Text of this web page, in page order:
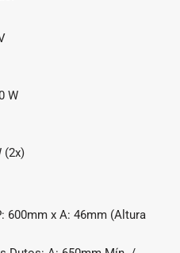
W
(2x)
600mm x A: 46mm (Altura